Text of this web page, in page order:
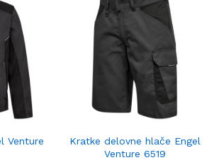
Venture
Kratke delovne hlače Engel
Venture 6519